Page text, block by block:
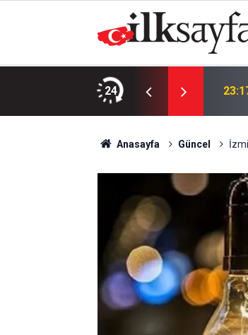
24
YENİLENMESİ İŞLERİ
Anasayfa Güncel